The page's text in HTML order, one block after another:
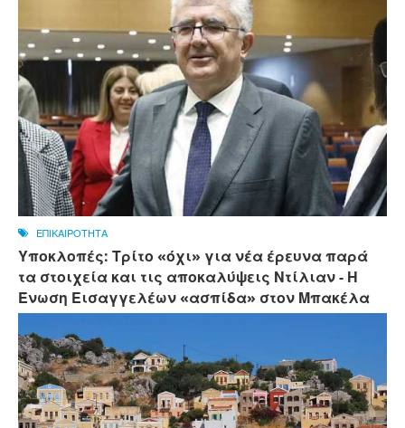
ΕΠΙΚΑΙΡΟΤΗΤΑ
Υποκλοπές: Τρίτο «όχι» για νέα έρευνα παρά
τα στοιχεία και τις αποκαλύψεις Ντίλιαν - Η
Ένωση Εισαγγελέων «ασπίδα» στον Μπακέλα